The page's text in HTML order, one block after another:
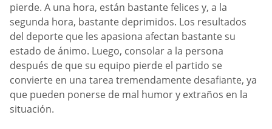
pierde. A una hora, están bastante felices y, a la
segunda hora, bastante deprimidos. Los resultados
del deporte que les apasiona afectan bastante su
estado de ánimo. Luego, consolar a la persona
después de que su equipo pierde el partido se
convierte en una tarea tremendamente desafiante, ya
que pueden ponerse de mal humor y extraños en la
situación.